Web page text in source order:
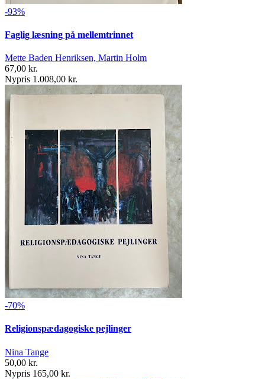
-93%
Faglig læsning på mellemtrinnet
Mette Baden Henriksen, Martin Holm
67,00 kr.
Nypris 1.008,00 kr.
-70%
Religionspædagogiske pejlinger
Nina Tange
50,00 kr.
Nypris 165,00 kr.